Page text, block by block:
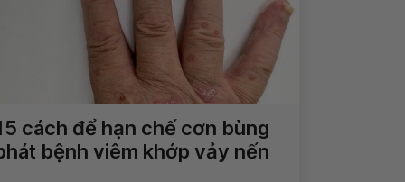
cách để hạn chế cơn bùng
bệnh viêm khớp vảy nến